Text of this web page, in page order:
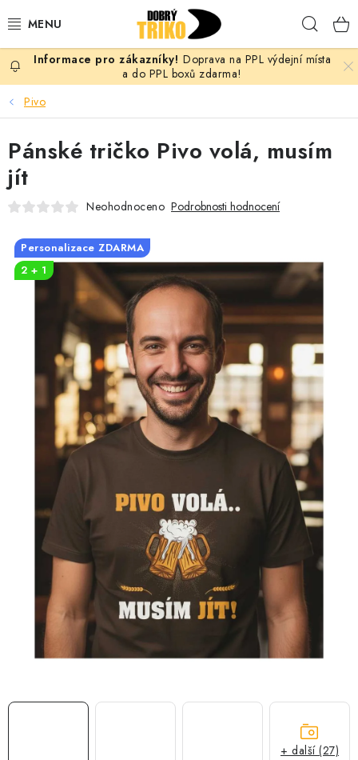
na
PRO ŽENY
PRO MUŽE
PRO DĚTI
PRO PÁRY
VLASTNÍ MOTIV
OKAMŽITĚ K ODBĚRU
MÁM SRDCE POMÁHÁM
VÁNOCE
PROVIZNÍ SYSTÉM
Časté otázky
Doprava a platba
Obchodní podmínky
Zásady zpracování ochrany osobních údajů
Napište nám
Doprava na PPL výdejní místa
a do PPL boxů zdarma!
Pivo
Pánské tričko Pivo volá, musím
jít
Neohodnoceno Podrobnosti hodnocení
Personalizace ZDARMA
2 + 1
+ další (27)